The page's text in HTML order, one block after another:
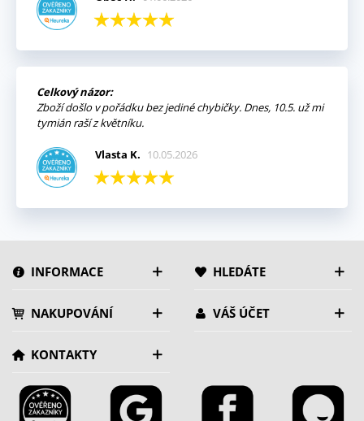
Celkový názor:
Zboží došlo v pořádku bez jediné chybičky. Dnes, 10.5. už mi
tymián raší z květníku.
Vlasta K. 10.05.2026
INFORMACE HLEDÁTE
NAKUPOVÁNÍ VÁŠ ÚČET
KONTAKTY